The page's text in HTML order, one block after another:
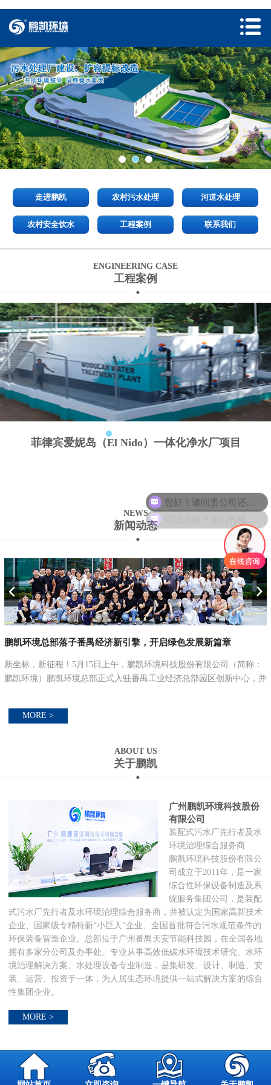
走进鹏凯 农村污水处理 河道水处理
农村安全饮水 工程案例 联系我们
ENGINEERING CASE
工程案例
菲律宾爱妮岛（El Nido）一体化净水厂项目
NEWS
新闻动态
鹏凯环境总部落子番禺经济新引擎，开启绿色发展新篇章
新坐标，新征程！5月15日上午，鹏凯环境科技股份有限公司（简称：
鹏凯环境）鹏凯环境总部正式入驻番禺工业经济总部园区创新中心，并
MORE >
ABOUT US
关于鹏凯
广州鹏凯环境科技股份
有限公司
装配式污水厂先行者及水
环境治理综合服务商
鹏凯环境科技股份有限公
司成立于2011年，是一家
综合性环保设备制造及系
统服务集团公司，是装配
式污水厂先行者及水环境治理综合服务商，并被认定为国家高新技术
企业、国家级专精特新“小巨人”企业、全国首批符合污水规范条件的
环保装备智造企业。总部位于广州番禺天安节能科技园，在全国各地
拥有多家分公司及办事处。专业从事高效低碳水环境技术研究、水环
境治理解决方案、水处理设备专业制造，是集研发、设计、制造、安
装、运营、投资于一体，为人居生态环境提供一站式解决方案的综合
性集团企业。
MORE >
可以介绍下你们的核心产品么？